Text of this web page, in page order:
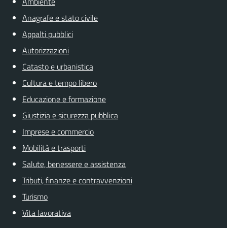
Anagrafe e stato civile
Appalti pubblici
Autorizzazioni
Catasto e urbanistica
Cultura e tempo libero
Educazione e formazione
Giustizia e sicurezza pubblica
Imprese e commercio
Mobilità e trasporti
Salute, benessere e assistenza
Tributi, finanze e contravvenzioni
Turismo
Vita lavorativa